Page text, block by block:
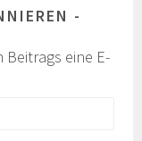
eine E-